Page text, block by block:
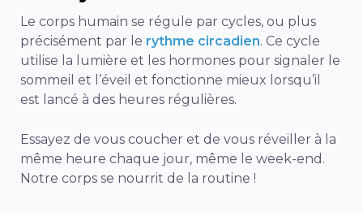
Le corps humain se régule par cycles, ou plus
précisément par le rythme circadien. Ce cycle
utilise la lumière et les hormones pour signaler le
sommeil et l’éveil et fonctionne mieux lorsqu’il
est lancé à des heures régulières.
Essayez de vous coucher et de vous réveiller à la
même heure chaque jour, même le week-end.
Notre corps se nourrit de la routine !